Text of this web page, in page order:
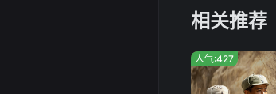
相关推荐
人气:427